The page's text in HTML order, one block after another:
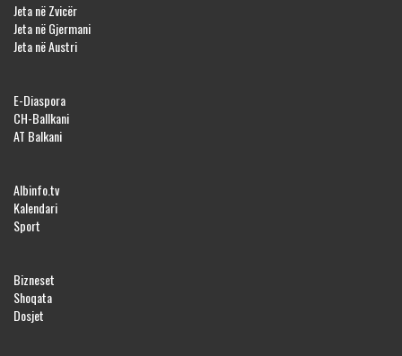
Jeta në Zvicër
Jeta në Gjermani
Jeta në Austri
E-Diaspora
CH-Ballkani
AT Balkani
Albinfo.tv
Kalendari
Sport
Bizneset
Shoqata
Dosjet